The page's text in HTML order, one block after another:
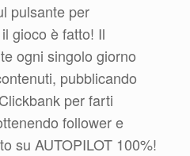
pulsante per
gioco è fatto! Il
ogni singolo giorno
pubblicando
per farti
follower e
su AUTOPILOT 100%!